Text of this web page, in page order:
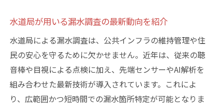
水道局が用いる漏水調査の最新動向を紹介
水道局による漏水調査は、公共インフラの維持管理や住
民の安心を守るために欠かせません。近年は、従来の聴
音棒や目視による点検に加え、先端センサーやAI解析を
組み合わせた最新技術が導入されています。これによ
り、広範囲かつ短時間での漏水箇所特定が可能となりま